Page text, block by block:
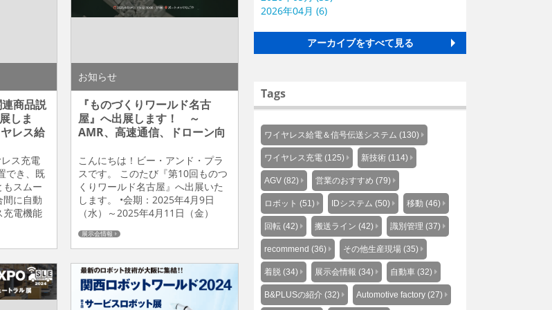
連商品説
しま
レス給
ス充電
でき、既
もスムー
間に自動
充電機能
。 •会
）10:30～
いち（愛
展示場•
お知らせ
『ものづくりワールド名古
屋』へ出展します！ ～
AMR、高速通信、ドローン向
こんにちは！ビー・アンド・プラ
スです。 このたび『第10回ものつ
くりワールド名古屋』へ出展いた
します。 •会期：2025年4月9日
（水）～2025年4月11日（金）
なごや•ブース：第1展示館 小間番
号 17-11•展示会公式サイト：
https://www.manufacturing-
world.jp/nagoya/ja-jp.html メイ
ンの展示はワイヤ...
展示会情報
2026年04月 (6)
アーカイブをすべて見る
Tags
ワイヤレス給電＆信号伝送システム (130)
ワイヤレス充電 (125) 新技術 (114)
AGV (82) 営業のおすすめ (79)
ロボット (51) IDシステム (50) 移動 (46)
回転 (42) 搬送ライン (42) 識別管理 (37)
recommend (36) その他生産現場 (35)
着脱 (34) 展示会情報 (34) 自動車 (32)
B&PLUSの紹介 (32) Automotive factory (27)